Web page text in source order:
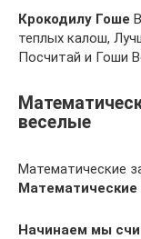
Крокодилу Гоше
теплых калош,
Посчитай и Гоши
веселые
Математические
Математические
Начинаем мы